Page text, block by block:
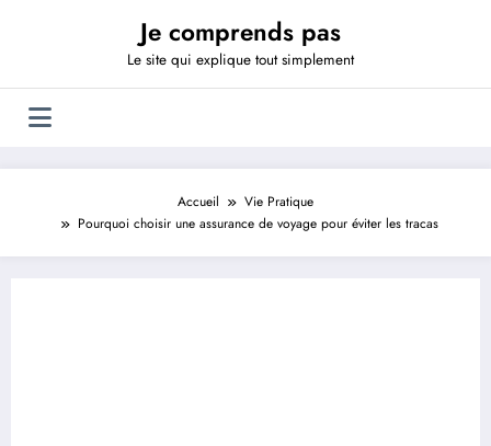
Je comprends pas
Le site qui explique tout simplement
Accueil
Vie Pratique
Pourquoi choisir une assurance de voyage pour éviter les tracas